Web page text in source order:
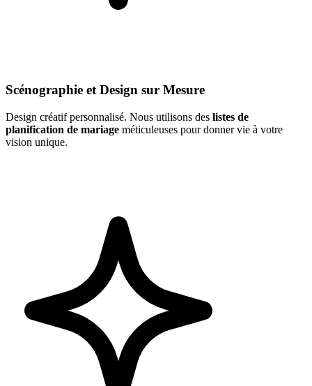
Scénographie et Design sur Mesure
Design créatif personnalisé. Nous utilisons des listes de
planification de mariage méticuleuses pour donner vie à votre
vision unique.